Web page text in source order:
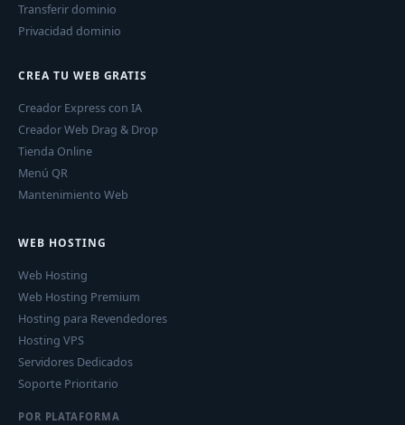
Transferir dominio
Privacidad dominio
CREA TU WEB GRATIS
Creador Express con IA
Creador Web Drag & Drop
Tienda Online
Menú QR
Mantenimiento Web
WEB HOSTING
Web Hosting
Web Hosting Premium
Hosting para Revendedores
Hosting VPS
Servidores Dedicados
Soporte Prioritario
POR PLATAFORMA